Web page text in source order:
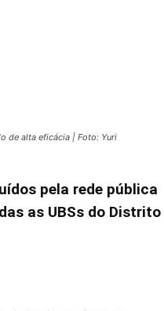
de alta eficácia | Foto: Yuri
pela rede pública
as UBSs do Distrito